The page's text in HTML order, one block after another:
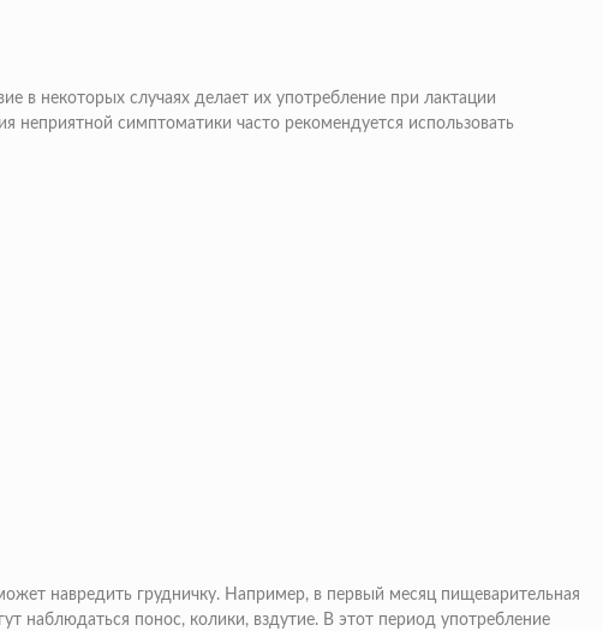
в некоторых случаях делает их употребление при лактации
симптоматики часто рекомендуется использовать
навредить грудничку. Например, в первый месяц пищеварительная
наблюдаться понос, колики, вздутие. В этот период употребление